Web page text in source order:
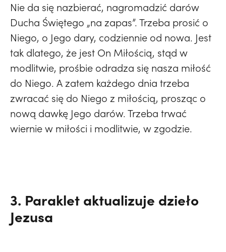
Nie da się nazbierać, nagromadzić darów
Ducha Świętego „na zapas”. Trzeba prosić o
Niego, o Jego dary, codziennie od nowa. Jest
tak dlatego, że jest On Miłością, stąd w
modlitwie, prośbie odradza się nasza miłość
do Niego. A zatem każdego dnia trzeba
zwracać się do Niego z miłością, prosząc o
nową dawkę Jego darów. Trzeba trwać
wiernie w miłości i modlitwie, w zgodzie.
3. Paraklet aktualizuje dzieło
Jezusa